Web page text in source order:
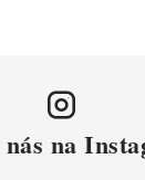
na